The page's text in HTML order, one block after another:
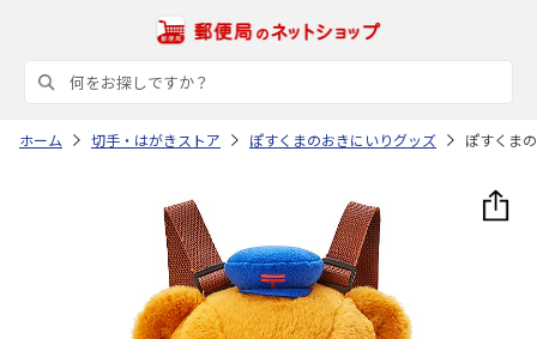
ホーム 切手・はがきストア ぽすくまのおきにいりグッズ ぽすくま